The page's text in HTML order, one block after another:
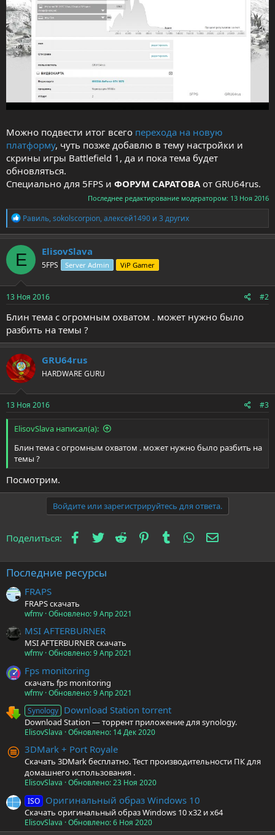
Можно подвести итог всего перехода на новую
платформу, чуть позже добавлю в тему настройки и
скрины игры Battlefield 1, да и пока тема будет
обновляться.
Специально для 5FPS и ФОРУМ САРАТОВА от GRU64rus.
Последнее редактирование модератором: 13 Ноя 2016
Р
е
а
к
ц
и
и
:
Равиль,sokolscorpion,алексей1490 и 3 других
E ElisovSlava
5FPS Server Admin ViP Gamer
13 Ноя 2016 #2
Блин тема с огромным охватом . может нужно было
разбить на темы ?
GRU64rus
HARDWARE GURU
13 Ноя 2016 #3
ElisovSlava написал(а):
Блин тема с огромным охватом . может нужно было разбить на
темы ?
Посмотрим.
Войдите или зарегистрируйтесь для ответа.
Поделиться: Facebook
Twitter Reddit PinterestTumblr WhatsApp
Последние ресурсы
FRAPS
FRAPS скачать
wfmv Обновлено:9 Апр 2021
MSI AFTERBURNER
MSI AFTERBURNER скачать
wfmv Обновлено:9 Апр 2021
Fps monitoring
скачать fps monitoring
wfmv Обновлено:9 Апр 2021
Synology Download Station torrent
Download Station — торрент приложение для synology.
ElisovSlava Обновлено: 14 Дек 2020
3DMark + Port Royale
Скачать 3DMark бесплатно. Тест производительности ПК для
домашнего использования .
ElisovSlava Обновлено:23 Ноя 2020
ISO Оригинальный образ Windows 10
Скачать оригинальный образ Windows 10 x32 и x64
ElisovSlava Обновлено:6 Ноя 2020